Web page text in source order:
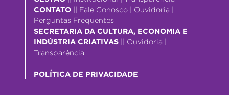
CONTATO
Fale Conosco Ouvidoria
Perguntas Frequentes
SECRETARIA DA CULTURA, ECONOMIA E
INDÚSTRIA CRIATIVAS
Ouvidoria
Transparência
POLÍTICA DE PRIVACIDADE